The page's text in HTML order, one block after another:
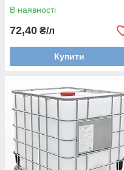
В наявності
72,40 ₴/л
Купити